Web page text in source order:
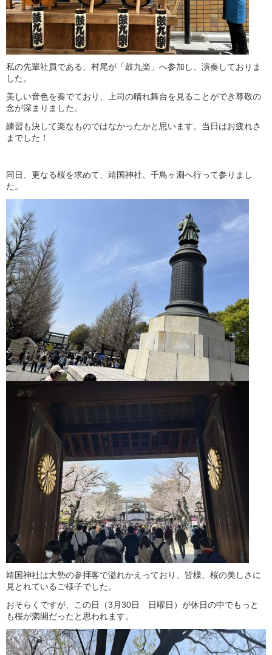
私の先輩社員である、村尾が 「鼓九楽」 へ参加し、演奏しておりま
した。
美しい音色を奏でており、上司の晴れ舞台を見ることができ尊敬の
念が深まりました。
練習も決して楽なものではなかったかと思います。当日はお疲れさ
までした！
同日、更なる桜を求めて、靖国神社、千鳥ヶ淵へ行って参りまし
た。
靖国神社は大勢の参拝客で溢れかえっており、皆様、桜の美しさに
見とれているご様子でした。
おそらくですが、この日（3月30日 日曜日）が休日の中でもっと
も桜が満開だったと思われます。